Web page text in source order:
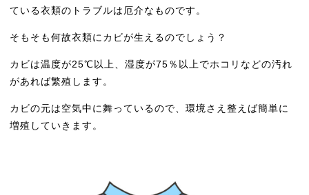
ている衣類のトラブルは厄介なものです。
そもそも何故衣類にカビが生えるのでしょう？
カビは温度が25℃以上、湿度が75％以上でホコリなどの汚れ
があれば繁殖します。
カビの元は空気中に舞っているので、環境さえ整えば簡単に
増殖していきます。